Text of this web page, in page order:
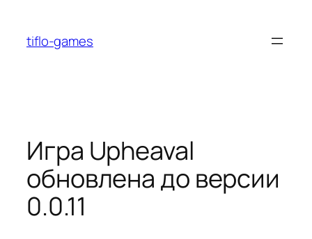
содержимому
tiflo-games
Игра Upheaval
обновлена до версии
0.0.11